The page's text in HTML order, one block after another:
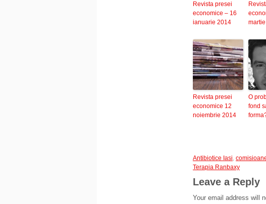
Revista presei
economice – 16
ianuarie 2014
Revista presei
economice 12
noiembrie 2014
O
fond
Antibiotice Iasi,
Terapia Ranbaxy
Leave a Reply
Your email address will